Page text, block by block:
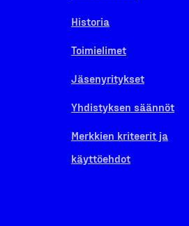
Historia
Toimielimet
Jäsenyritykset
Yhdistyksen säännöt
Merkkien kriteerit ja
käyttöehdot